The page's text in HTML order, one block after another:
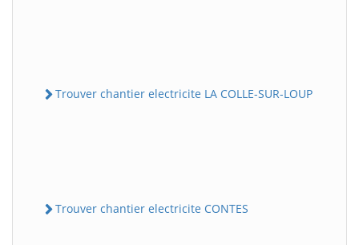
Trouver chantier electricite LA COLLE-SUR-LOUP
Trouver chantier electricite CONTES